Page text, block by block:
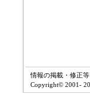
情報の掲載・修正
Copyright© 2001-